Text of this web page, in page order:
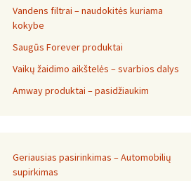
Vandens filtrai – naudokitės kuriama
kokybe
Saugūs Forever produktai
Vaikų žaidimo aikštelės – svarbios dalys
Amway produktai – pasidžiaukim
Geriausias pasirinkimas – Automobilių
supirkimas